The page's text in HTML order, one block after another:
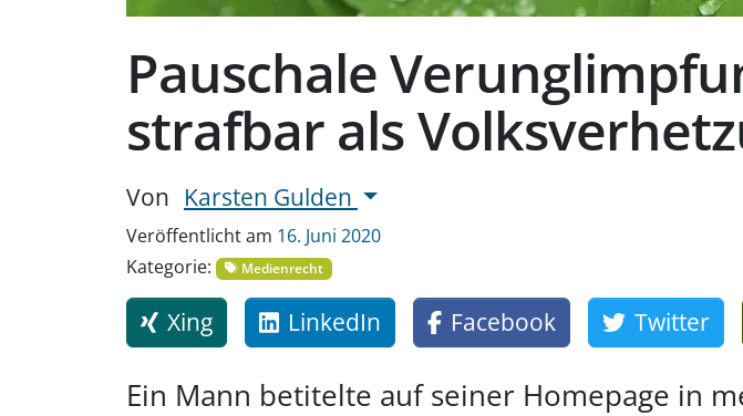
Pauschale
strafbar als
Von Karsten Gulden
Veröffentlicht am 16. Juni 2020
Kategorie:
Medienrecht
Xing LinkedIn Facebook Twitter
Ein Mann betitelte auf seiner Homepage in